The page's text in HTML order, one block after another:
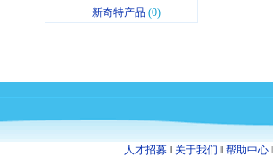
新奇特产品 (0)
人才招募 ‖ 关于我们 ‖ 帮助中心